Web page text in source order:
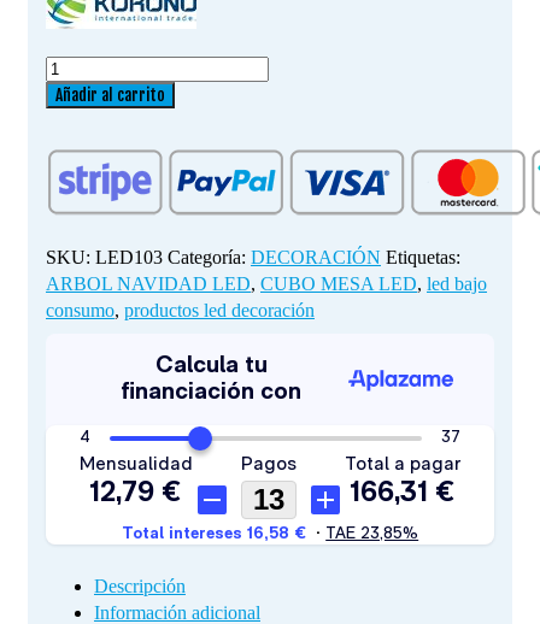
CUBO
MESA
cantidad
Añadir al carrito
SKU: LED103 Categoría: DECORACIÓN Etiquetas:
ARBOL NAVIDAD LED, CUBO MESA LED, led bajo
consumo, productos led decoración
Descripción
Información adicional